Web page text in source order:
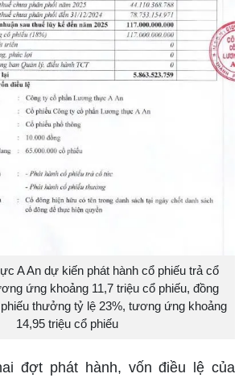
A An dự kiến phát hành cổ phiếu trả cổ
ứng khoảng 11,7 triệu cổ phiếu, đồng
thưởng tỷ lệ 23%, tương ứng khoảng
14,95 triệu cổ phiếu
đợt phát hành, vốn điều lệ của